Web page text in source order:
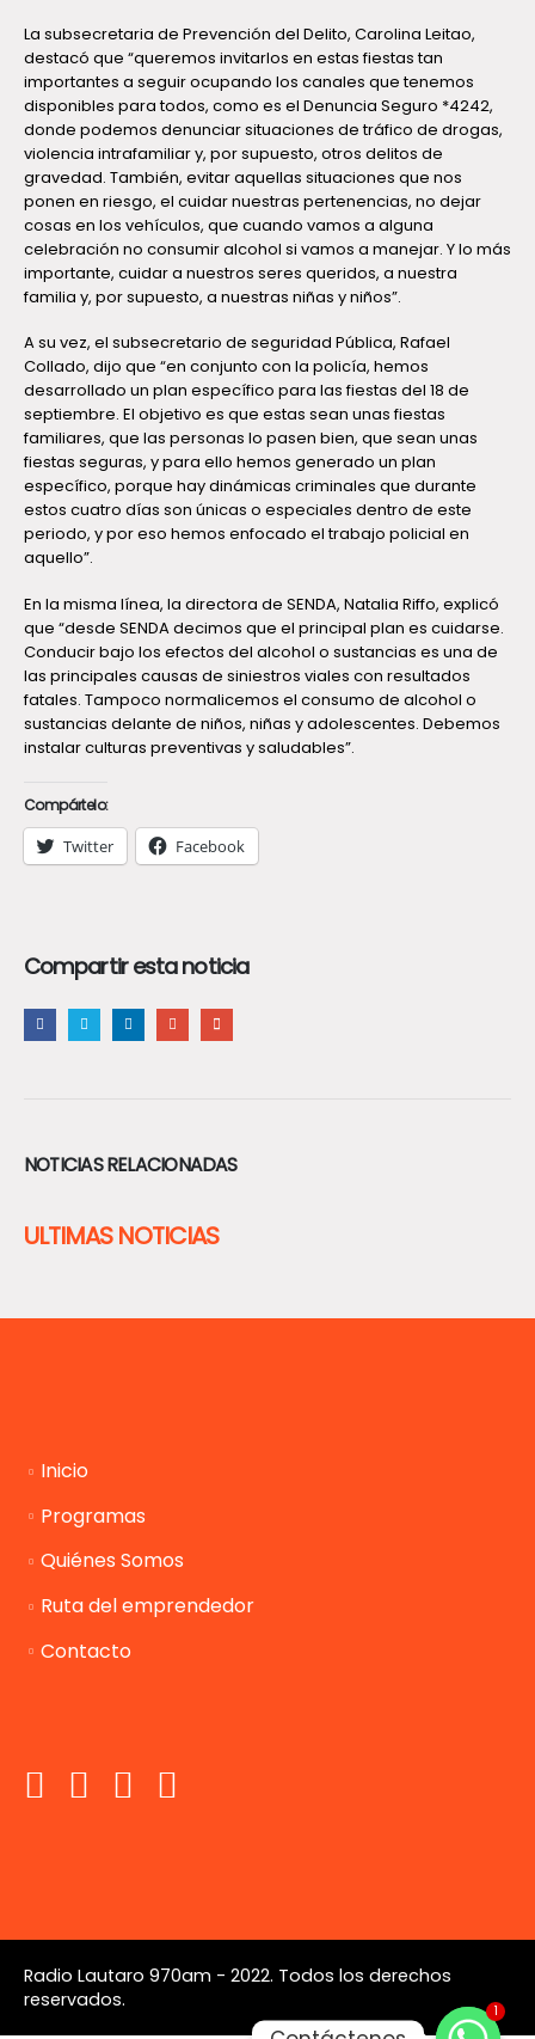
La subsecretaria de Prevención del Delito, Carolina Leitao,
destacó que “queremos invitarlos en estas fiestas tan
importantes a seguir ocupando los canales que tenemos
disponibles para todos, como es el Denuncia Seguro *4242,
donde podemos denunciar situaciones de tráfico de drogas,
violencia intrafamiliar y, por supuesto, otros delitos de
gravedad. También, evitar aquellas situaciones que nos
ponen en riesgo, el cuidar nuestras pertenencias, no dejar
cosas en los vehículos, que cuando vamos a alguna
celebración no consumir alcohol si vamos a manejar. Y lo más
importante, cuidar a nuestros seres queridos, a nuestra
familia y, por supuesto, a nuestras niñas y niños”.
A su vez, el subsecretario de seguridad Pública, Rafael
Collado, dijo que “en conjunto con la policía, hemos
desarrollado un plan específico para las fiestas del 18 de
septiembre. El objetivo es que estas sean unas fiestas
familiares, que las personas lo pasen bien, que sean unas
fiestas seguras, y para ello hemos generado un plan
específico, porque hay dinámicas criminales que durante
estos cuatro días son únicas o especiales dentro de este
periodo, y por eso hemos enfocado el trabajo policial en
aquello”.
En la misma línea, la directora de SENDA, Natalia Riffo, explicó
que “desde SENDA decimos que el principal plan es cuidarse.
Conducir bajo los efectos del alcohol o sustancias es una de
las principales causas de siniestros viales con resultados
fatales. Tampoco normalicemos el consumo de alcohol o
sustancias delante de niños, niñas y adolescentes. Debemos
instalar culturas preventivas y saludables”.
Compártelo:
Twitter Facebook
Compartir esta noticia
NOTICIAS RELACIONADAS
ULTIMAS NOTICIAS
Inicio
Programas
Quiénes Somos
Ruta del emprendedor
Contacto
Radio Lautaro 970am - 2022. Todos los derechos
reservados.
1